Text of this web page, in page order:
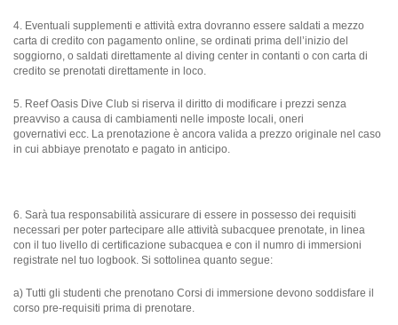
4. Eventuali supplementi e attività extra dovranno essere saldati a mezzo
carta di credito con pagamento online, se ordinati prima dell’inizio del
soggiorno, o saldati direttamente al diving center in contanti o con carta di
credito se prenotati direttamente in loco.
5. Reef Oasis Dive Club si riserva il diritto di modificare i prezzi senza
preavviso a causa di cambiamenti nelle imposte locali, oneri
governativi ecc. La prenotazione è ancora valida a prezzo originale nel caso
in cui abbiaye prenotato e pagato in anticipo.
6. Sarà tua responsabilità assicurare di essere in possesso dei requisiti
necessari per poter partecipare alle attività subacquee prenotate, in linea
con il tuo livello di certificazione subacquea e con il numro di immersioni
registrate nel tuo logbook. Si sottolinea quanto segue:
a) Tutti gli studenti che prenotano Corsi di immersione devono soddisfare il
corso pre-requisiti prima di prenotare.